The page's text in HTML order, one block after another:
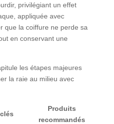
privilégiant un effet
appliquée avec
que la coiffure ne perde sa
en conservant une
les étapes majeures
la raie au milieu avec
Produits
recommandés